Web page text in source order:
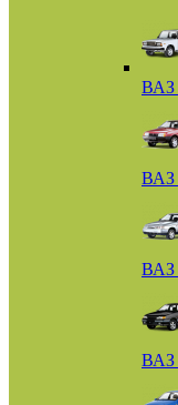
ВАЗ
ВАЗ
ВАЗ
ВАЗ